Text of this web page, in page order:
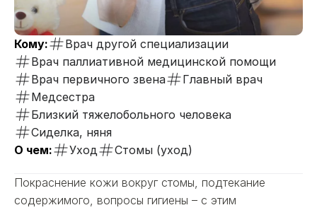
Кому:
Врач другой специализации
Врач паллиативной медицинской помощи
Врач первичного звена
Главный врач
Медсестра
Близкий тяжелобольного человека
Сиделка, няня
О чем:
Уход Стомы (уход)
Покраснение кожи вокруг стомы, подтекание
содержимого, вопросы гигиены – с этим